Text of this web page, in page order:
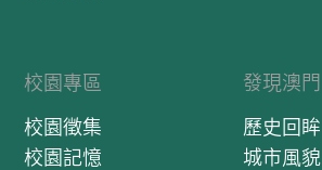
校園專區
校園徵集
校園記憶
發現澳門
歷史回眸
城市風貌